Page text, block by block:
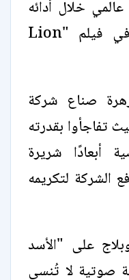
خلال أدائه
لشخصية الأسد "سكار" في فيلم "Lion
زهرة صناع شركة
تفاجأوا بقدرته
أبعادًا شريرة
الشركة لتكريمه
على "الأسد
صوتية لا تُنسى